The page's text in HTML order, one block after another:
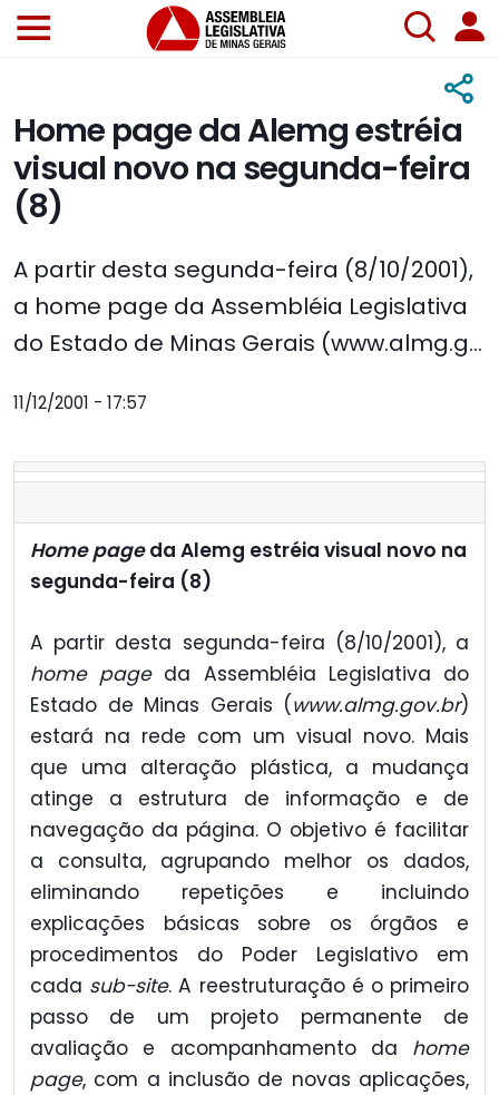
Home page da Alemg estréia
visual novo na segunda-feira
(8)
A partir desta segunda-feira (8/10/2001),
a home page da Assembléia Legislativa
do Estado de Minas Gerais (www.almg.g...
11/12/2001 - 17:57
Home pageda Alemg estréia visual novo na
segunda-feira (8)
A partir desta segunda-feira (8/10/2001), a
home pageda Assembléia Legislativa do
Estado de Minas Gerais (www.almg.gov.br)
estará na rede com um visual novo. Mais
que uma alteração plástica, a mudança
atinge a estrutura de informação e de
navegação da página. O objetivo é facilitar
a consulta, agrupando melhor os dados,
eliminando repetições e incluindo
explicações básicas sobre os órgãos e
procedimentos do Poder Legislativo em
cada sub-site. A reestruturação é o primeiro
passo de um projeto permanente de
avaliação e acompanhamento da home
page, com a inclusão de novas aplicações,